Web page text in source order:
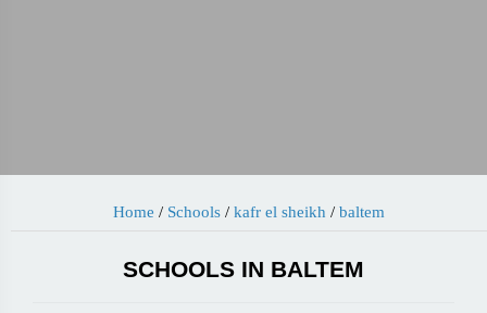
Home / Schools / kafr el sheikh / baltem
SCHOOLS IN BALTEM